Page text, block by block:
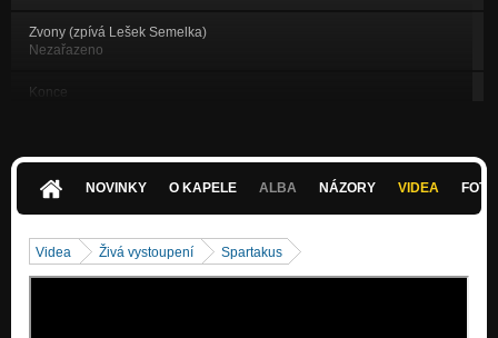
Zvony (zpívá Lešek Semelka)
Nezařazeno
Konce
Nevěřím II remix
Bílá křídla
NOVINKY O KAPELE ALBA NÁZORY VIDEA
Videa Živá vystoupení Spartakus